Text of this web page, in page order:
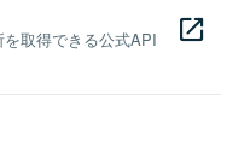
取得できる公式API